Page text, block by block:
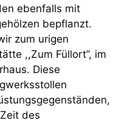
ebenfalls mit
bepflanzt.
zum urigen
,,Zum Füllort’’, im
Diese
des